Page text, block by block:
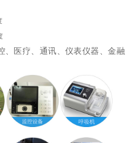
、医疗、通讯、仪表仪器、金融